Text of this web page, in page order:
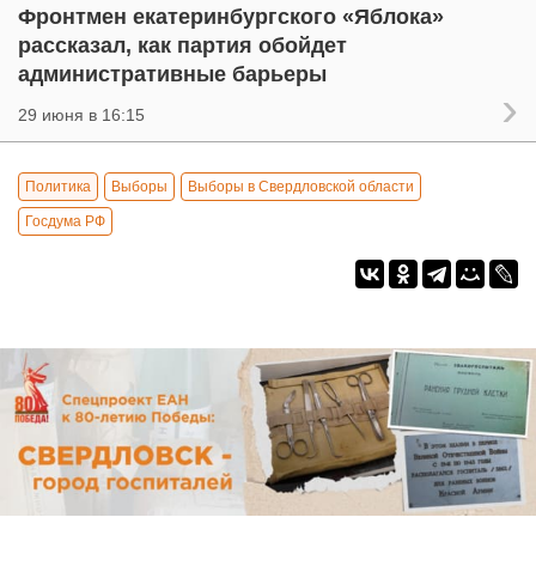
Фронтмен екатеринбургского «Яблока»
рассказал, как партия обойдет
административные барьеры
29 июня в 16:15
Политика Выборы Выборы в Свердловской области
Госдума РФ